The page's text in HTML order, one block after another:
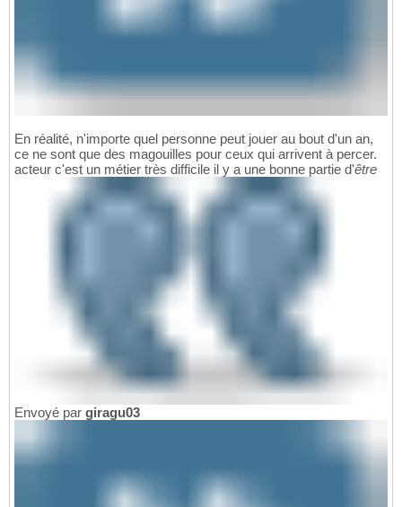
En réalité, n'importe quel personne peut jouer au bout d'un an,
ce ne sont que des magouilles pour ceux qui arrivent à percer.
acteur c'est un métier très difficile il y a une bonne partie d'être
Envoyé par giragu03